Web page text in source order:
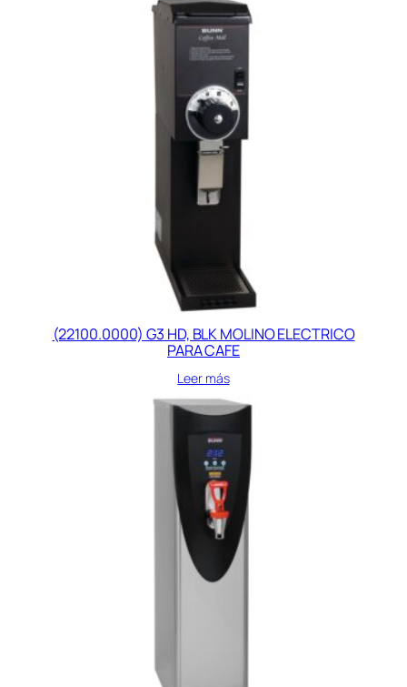
(22100.0000) G3 HD, BLK MOLINO ELECTRICO
PARA CAFE
Leer más